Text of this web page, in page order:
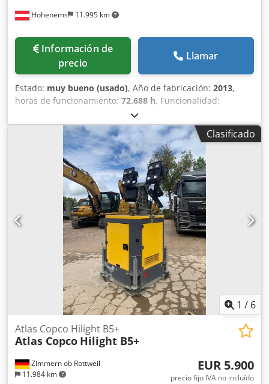
Hohenems 11.995 km
Información de
precio
Llamar
Estado: muy bueno (usado), Año de fabricación: 2013,
horas de funcionamiento: 72.688 h, Funcionalidad:
, Compresor de tornillo Atlas Copco
GA45VSDFF Inversor y secador integrados. 45 kW 12,75 bar
8,67 m³/min Dcedeznlx Sepfx Adksk Año de fabricación:
2013 Horas de funcionamiento: 72.688 h
Clasificado
1 / 6
Zimmern ob Rottweil
11.984 km
Atlas Copco Hilight B5+
Atlas Copco Hilight B5+
EUR 5.900
precio fijo IVA no incluído